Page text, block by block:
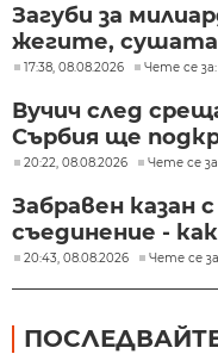
Загуби за
жегите,
17:38, 08.08.2026 Чете се
Вучич след
Сърбия ще
20:22, 08.08.2026 Чете се
Забравен казан
съединение -
20:43, 08.08.2026 Чете се